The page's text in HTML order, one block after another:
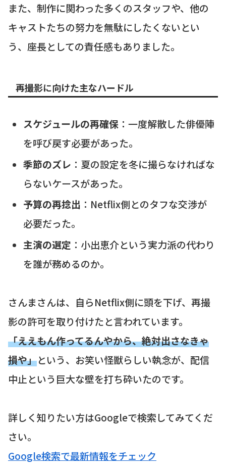
また、制作に関わった多くのスタッフや、他の
キャストたちの努力を無駄にしたくないとい
う、座長としての責任感もありました。
再撮影に向けた主なハードル
スケジュールの再確保 ：一度解散した俳優陣
を呼び戻す必要があった。
季節のズレ ：夏の設定を冬に撮らなければな
らないケースがあった。
予算の再捻出 ：Netflix側とのタフな交渉が
必要だった。
主演の選定 ：小出恵介という実力派の代わり
を誰が務めるのか。
さんまさんは、自らNetflix側に頭を下げ、再撮
影の許可を取り付けたと言われています。
「ええもん作ってるんやから、絶対出さなきゃ
損や」という、お笑い怪獣らしい執念が、配信
中止という巨大な壁を打ち砕いたのです。
詳しく知りたい方はGoogleで検索してみてくだ
さい。
Google検索で最新情報をチェック